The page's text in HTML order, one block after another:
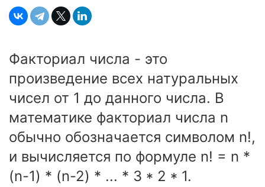
Факториал числа - это
произведение всех натуральных
чисел от 1 до данного числа. В
математике факториал числа n
обычно обозначается символом n!,
и вычисляется по формуле n! = n *
(n-1) * (n-2) * ... * 3 * 2 * 1.